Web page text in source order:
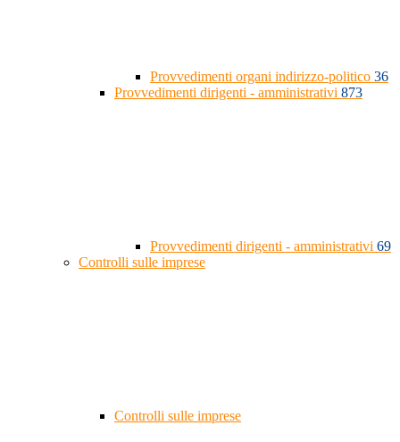
Provvedimenti organi indirizzo-politico 36
Provvedimenti dirigenti - amministrativi 873
Provvedimenti dirigenti - amministrativi 69
Controlli sulle imprese
Controlli sulle imprese